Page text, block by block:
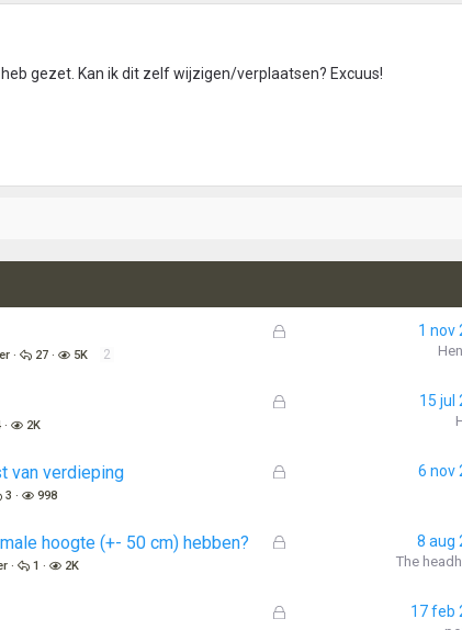
gezet. Kan ik dit zelf wijzigen/verplaatsen? Excuus!
G
o
n
27 5K 2
1 nov
G
o
n
2K
15 jul
G
o
n
van verdieping
3 998
6 nov
G
o
hoogte (+- 50 cm) hebben?
1 2K
8 aug
The
G
17 feb